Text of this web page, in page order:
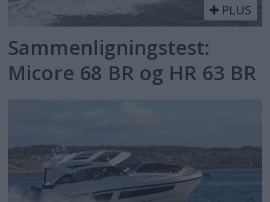
PLUS
Sammenligningstest:
Micore 68 BR og HR 63 BR